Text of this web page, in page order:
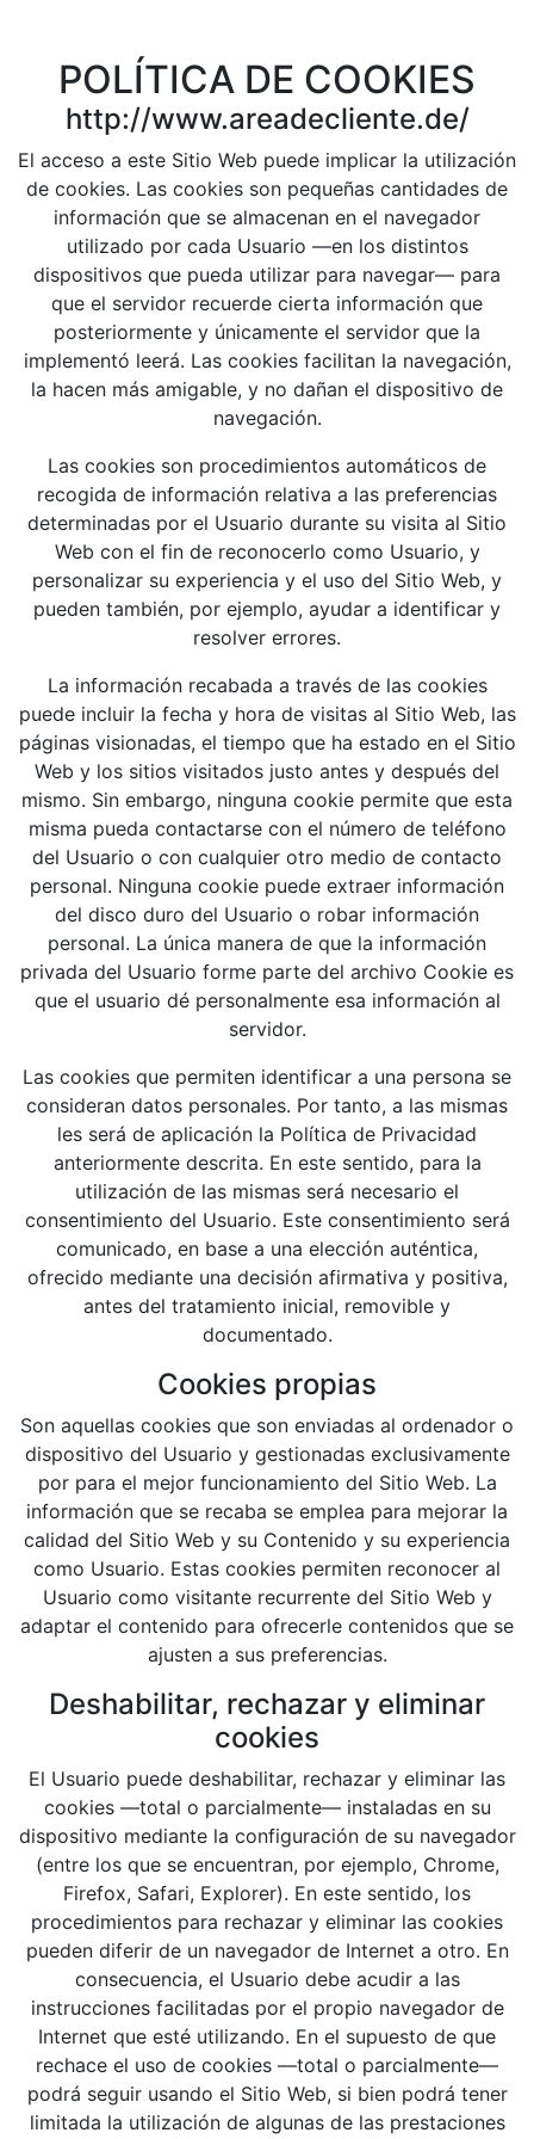
POLÍTICA DE COOKIES
http://www.areadecliente.de/
El acceso a este Sitio Web puede implicar la utilización
de cookies. Las cookies son pequeñas cantidades de
información que se almacenan en el navegador
utilizado por cada Usuario —en los distintos
dispositivos que pueda utilizar para navegar— para
que el servidor recuerde cierta información que
posteriormente y únicamente el servidor que la
implementó leerá. Las cookies facilitan la navegación,
la hacen más amigable, y no dañan el dispositivo de
navegación.
Las cookies son procedimientos automáticos de
recogida de información relativa a las preferencias
determinadas por el Usuario durante su visita al Sitio
Web con el fin de reconocerlo como Usuario, y
personalizar su experiencia y el uso del Sitio Web, y
pueden también, por ejemplo, ayudar a identificar y
resolver errores.
La información recabada a través de las cookies
puede incluir la fecha y hora de visitas al Sitio Web, las
páginas visionadas, el tiempo que ha estado en el Sitio
Web y los sitios visitados justo antes y después del
mismo. Sin embargo, ninguna cookie permite que esta
misma pueda contactarse con el número de teléfono
del Usuario o con cualquier otro medio de contacto
personal. Ninguna cookie puede extraer información
del disco duro del Usuario o robar información
personal. La única manera de que la información
privada del Usuario forme parte del archivo Cookie es
que el usuario dé personalmente esa información al
servidor.
Las cookies que permiten identificar a una persona se
consideran datos personales. Por tanto, a las mismas
les será de aplicación la Política de Privacidad
anteriormente descrita. En este sentido, para la
utilización de las mismas será necesario el
consentimiento del Usuario. Este consentimiento será
comunicado, en base a una elección auténtica,
ofrecido mediante una decisión afirmativa y positiva,
antes del tratamiento inicial, removible y
documentado.
Cookies propias
Son aquellas cookies que son enviadas al ordenador o
dispositivo del Usuario y gestionadas exclusivamente
por para el mejor funcionamiento del Sitio Web. La
información que se recaba se emplea para mejorar la
calidad del Sitio Web y su Contenido y su experiencia
como Usuario. Estas cookies permiten reconocer al
Usuario como visitante recurrente del Sitio Web y
adaptar el contenido para ofrecerle contenidos que se
ajusten a sus preferencias.
Deshabilitar, rechazar y eliminar
cookies
El Usuario puede deshabilitar, rechazar y eliminar las
cookies —total o parcialmente— instaladas en su
dispositivo mediante la configuración de su navegador
(entre los que se encuentran, por ejemplo, Chrome,
Firefox, Safari, Explorer). En este sentido, los
procedimientos para rechazar y eliminar las cookies
pueden diferir de un navegador de Internet a otro. En
consecuencia, el Usuario debe acudir a las
instrucciones facilitadas por el propio navegador de
Internet que esté utilizando. En el supuesto de que
rechace el uso de cookies —total o parcialmente—
podrá seguir usando el Sitio Web, si bien podrá tener
limitada la utilización de algunas de las prestaciones